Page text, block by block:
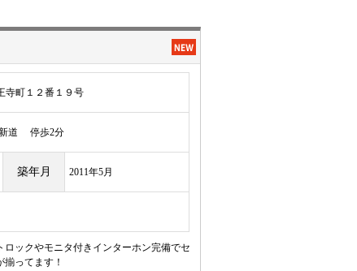
寺町１２番１９号
道 停歩2分
築年月 2011年5月
ックやモニタ付きインターホン完備でセ
ってます！